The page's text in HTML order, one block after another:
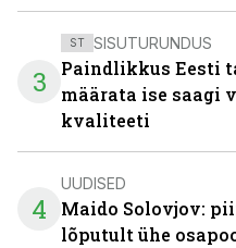
3
ST SISUTURUNDUS
Paindlikkus Eesti
määrata ise saagi
kvaliteeti
4
UUDISED
Maido Solovjov:
lõputult ühe